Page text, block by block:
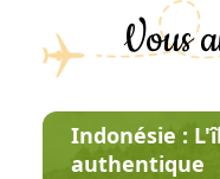
Vous
Indonésie :
authentique